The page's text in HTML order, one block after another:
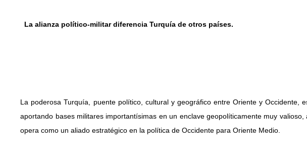
La alianza político-militar diferencia Turquía de otros países.
La poderosa Turquía, puente político, cultural y geográfico entre Oriente y Occidente,
aportando bases militares importantísimas en un enclave geopolíticamente muy
opera como un aliado estratégico en la política de Occidente para Oriente Medio.